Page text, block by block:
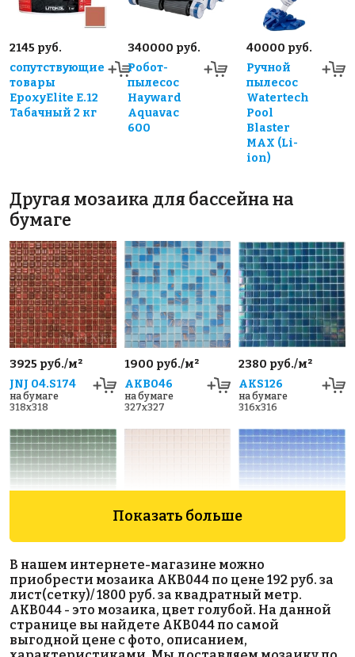
2145 руб.
сопутствующие
товары
EpoxyElite E.12
Табачный 2 кг
340000 руб.
Робот-
пылесос
Hayward
Aquavac
600
40000 руб.
Ручной
пылесос
Watertech
Pool
Blaster
MAX (Li-
ion)
Другая мозаика для бассейна на
бумаге
3925 руб./м²
JNJ 04.S174
на бумаге
318x318
1900 руб./м²
AKB046
на бумаге
327x327
2380 руб./м²
AKS126
на бумаге
316x316
AKB072
на бумаге
327x327
AKB085
на бумаге
327x327
AKB070
на бумаге
327x327
Показать больше
В нашем интернете-магазине можно
приобрести мозаика AKB044 по цене 192 руб. за
лист(сетку)/ 1800 руб. за квадратный метр.
AKB044 - это мозаика, цвет голубой. На данной
странице вы найдете AKB044 по самой
выгодной цене с фото, описанием,